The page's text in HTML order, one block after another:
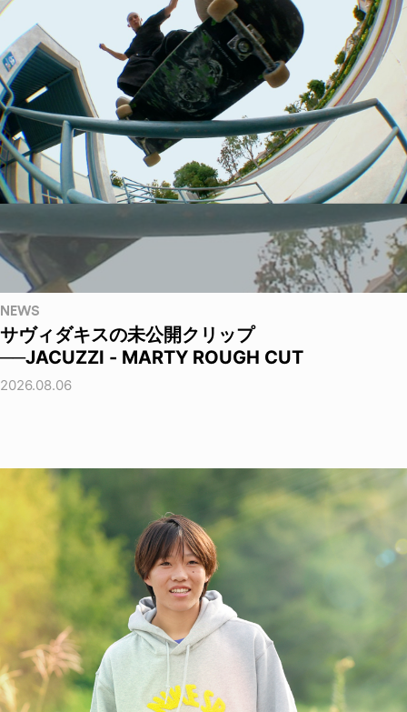
NEWS
サヴィダキスの未公開クリップ
──JACUZZI - MARTY ROUGH CUT
2026.08.06